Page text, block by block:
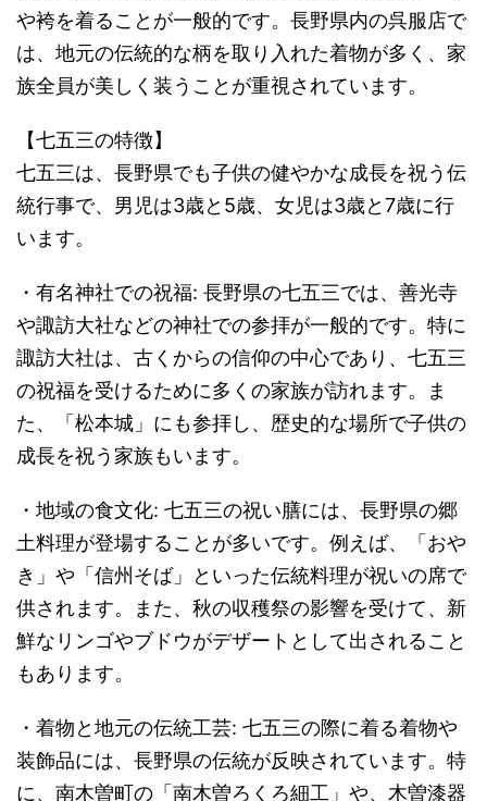
や袴を着ることが一般的です。長野県内の呉服店で
は、地元の伝統的な柄を取り入れた着物が多く、家
族全員が美しく装うことが重視されています。
【七五三の特徴】
七五三は、長野県でも子供の健やかな成長を祝う伝
統行事で、男児は3歳と5歳、女児は3歳と7歳に行
います。
・有名神社での祝福: 長野県の七五三では、善光寺
や諏訪大社などの神社での参拝が一般的です。特に
諏訪大社は、古くからの信仰の中心であり、七五三
の祝福を受けるために多くの家族が訪れます。ま
た、「松本城」にも参拝し、歴史的な場所で子供の
成長を祝う家族もいます。
・地域の食文化: 七五三の祝い膳には、長野県の郷
土料理が登場することが多いです。例えば、「おや
き」や「信州そば」といった伝統料理が祝いの席で
供されます。また、秋の収穫祭の影響を受けて、新
鮮なリンゴやブドウがデザートとして出されること
もあります。
・着物と地元の伝統工芸: 七五三の際に着る着物や
装飾品には、長野県の伝統が反映されています。特
に、南木曽町の「南木曽ろくろ細工」や、木曽漆器